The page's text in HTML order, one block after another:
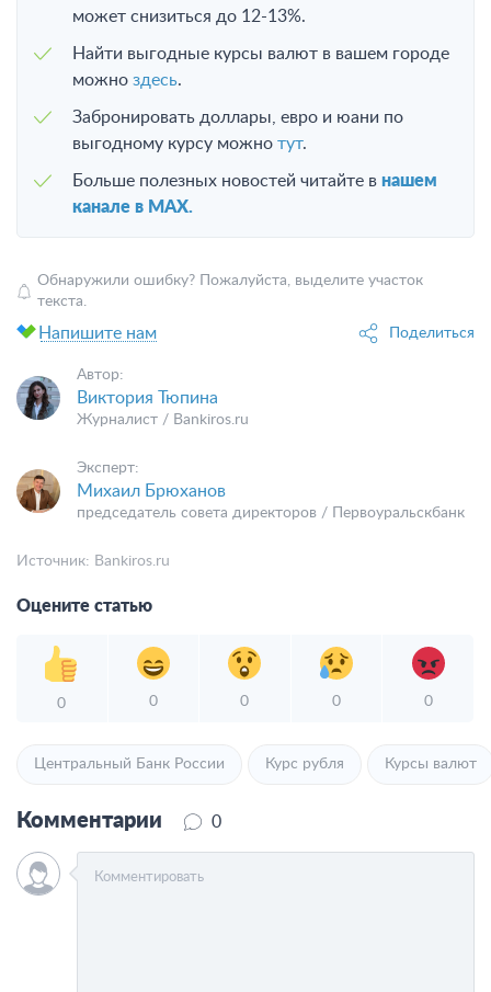
может снизиться до 12-13%.
Найти выгодные курсы валют в вашем городе
можно здесь.
Забронировать доллары, евро и юани по
выгодному курсу можно тут.
Больше полезных новостей читайте в нашем
канале в MAX.
Обнаружили ошибку? Пожалуйста, выделите участок
текста.
Напишите нам Поделиться
Автор:
Виктория Тюпина
Журналист / Bankiros.ru
Эксперт:
Михаил Брюханов
председатель совета директоров / Первоуральскбанк
Источник: Bankiros.ru
Оцените статью
0 0 0 0 0
Центральный Банк России Курс рубля Курсы валют
Комментарии 0